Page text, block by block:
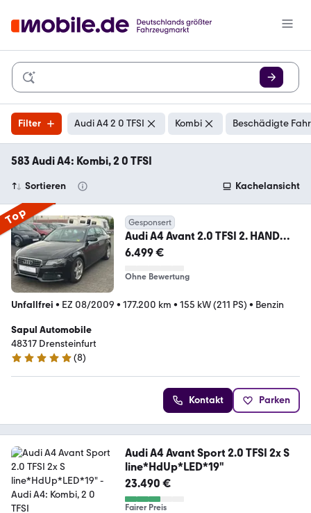
Filter Audi A4 2 0 TFSI Kombi Beschädigte
583 Audi A4: Kombi, 2 0 TFSI
Sortieren Kachelansicht
Top Gesponsert
Audi A4 Avant 2.0 TFSI 2. HAND
XENON PANO PDC KLIMA
6.499 €
Ohne Bewertung
Unfallfrei • EZ 08/2009 • 177.200 km • 155 kW (211 PS) • Benzin
Sapul Automobile
48317 Drensteinfurt
5 Sterne
(8)
Kontakt Parken
Audi A4 Avant Sport 2.0 TFSI 2x S
line*HdUp*LED*19"
23.490 €
Fairer Preis